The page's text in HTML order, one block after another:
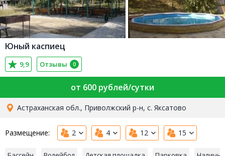
Юный каспиец
9,9 Отзывы 0
от 600 рублей/сутки
Астраханская обл., Приволжский р-н, с. Яксатово
Размещение: 2 4 12 15